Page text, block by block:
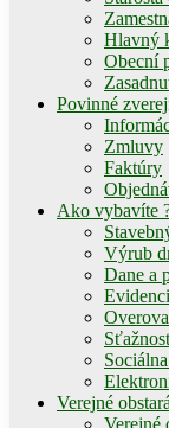
Hlavný
Obecní
Povinné
Zmluvy
Faktúry
Ako vybavíte
Výrub
Dane a
Verejné
Verejné